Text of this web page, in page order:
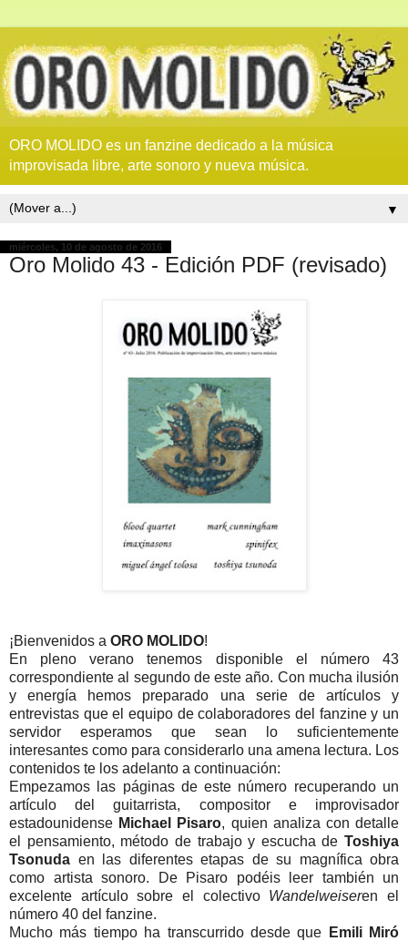
ORO MOLIDO es un fanzine dedicado a la música
improvisada libre, arte sonoro y nueva música.
▼
miércoles, 10 de agosto de 2016
Oro Molido 43 - Edición PDF (revisado)
¡Bienvenidos a ORO MOLIDO!
En pleno verano tenemos disponible el número 43
correspondiente al segundo de este año. Con mucha ilusión
y energía hemos preparado una serie de artículos y
entrevistas que el equipo de colaboradores del fanzine y un
servidor esperamos que sean lo suficientemente
interesantes como para considerarlo una amena lectura. Los
contenidos te los adelanto a continuación:
Empezamos las páginas de este número recuperando un
artículo del guitarrista, compositor e improvisador
estadounidense Michael Pisaro, quien analiza con detalle
el pensamiento, método de trabajo y escucha de Toshiya
Tsonuda en las diferentes etapas de su magnífica obra
como artista sonoro. De Pisaro podéis leer también un
excelente artículo sobre el colectivo Wandelweiseren el
número 40 del fanzine.
Mucho más tiempo ha transcurrido desde que
Emili Miró